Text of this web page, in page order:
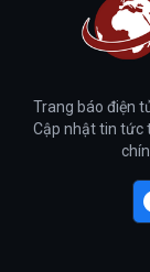
Trang báo điện
Cập nhật tin tức